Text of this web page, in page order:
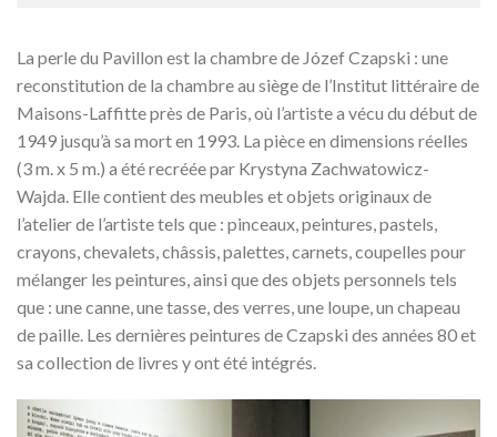
La perle du Pavillon est la chambre de Józef Czapski : une
reconstitution de la chambre au siège de l’Institut littéraire de
Maisons-Laffitte près de Paris, où l’artiste a vécu du début de
1949 jusqu’à sa mort en 1993. La pièce en dimensions réelles
(3 m. x 5 m.) a été recréée par Krystyna Zachwatowicz-
Wajda. Elle contient des meubles et objets originaux de
l’atelier de l’artiste tels que : pinceaux, peintures, pastels,
crayons, chevalets, châssis, palettes, carnets, coupelles pour
mélanger les peintures, ainsi que des objets personnels tels
que : une canne, une tasse, des verres, une loupe, un chapeau
de paille. Les dernières peintures de Czapski des années 80 et
sa collection de livres y ont été intégrés.